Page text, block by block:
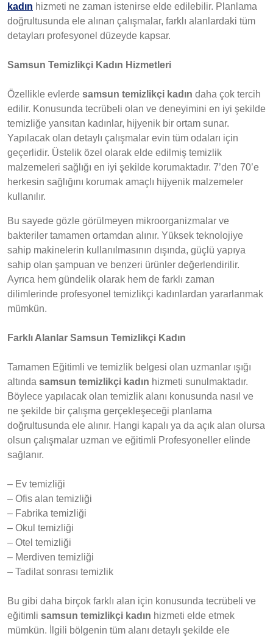
kadın hizmeti ne zaman istenirse elde edilebilir. Planlama
doğrultusunda ele alınan çalışmalar, farklı alanlardaki tüm
detayları profesyonel düzeyde kapsar.
Samsun Temizlikçi Kadın Hizmetleri
Özellikle evlerde samsun temizlikçi kadın daha çok tercih
edilir. Konusunda tecrübeli olan ve deneyimini en iyi şekilde
temizliğe yansıtan kadınlar, hijyenik bir ortam sunar.
Yapılacak olan detaylı çalışmalar evin tüm odaları için
geçerlidir. Üstelik özel olarak elde edilmiş temizlik
malzemeleri sağlığı en iyi şekilde korumaktadır. 7’den 70’e
herkesin sağlığını korumak amaçlı hijyenik malzemeler
kullanılır.
Bu sayede gözle görülmeyen mikroorganizmalar ve
bakteriler tamamen ortamdan alınır. Yüksek teknolojiye
sahip makinelerin kullanılmasının dışında, güçlü yapıya
sahip olan şampuan ve benzeri ürünler değerlendirilir.
Ayrıca hem gündelik olarak hem de farklı zaman
dilimlerinde profesyonel temizlikçi kadınlardan yararlanmak
mümkün.
Farklı Alanlar Samsun Temizlikçi Kadın
Tamamen Eğitimli ve temizlik belgesi olan uzmanlar ışığı
altında samsun temizlikçi kadın hizmeti sunulmaktadır.
Böylece yapılacak olan temizlik alanı konusunda nasıl ve
ne şekilde bir çalışma gerçekleşeceği planlama
doğrultusunda ele alınır. Hangi kapalı ya da açık alan olursa
olsun çalışmalar uzman ve eğitimli Profesyoneller elinde
sağlanır.
– Ev temizliği
– Ofis alan temizliği
– Fabrika temizliği
– Okul temizliği
– Otel temizliği
– Merdiven temizliği
– Tadilat sonrası temizlik
Bu gibi daha birçok farklı alan için konusunda tecrübeli ve
eğitimli samsun temizlikçi kadın hizmeti elde etmek
mümkün. İlgili bölgenin tüm alanı detaylı şekilde ele